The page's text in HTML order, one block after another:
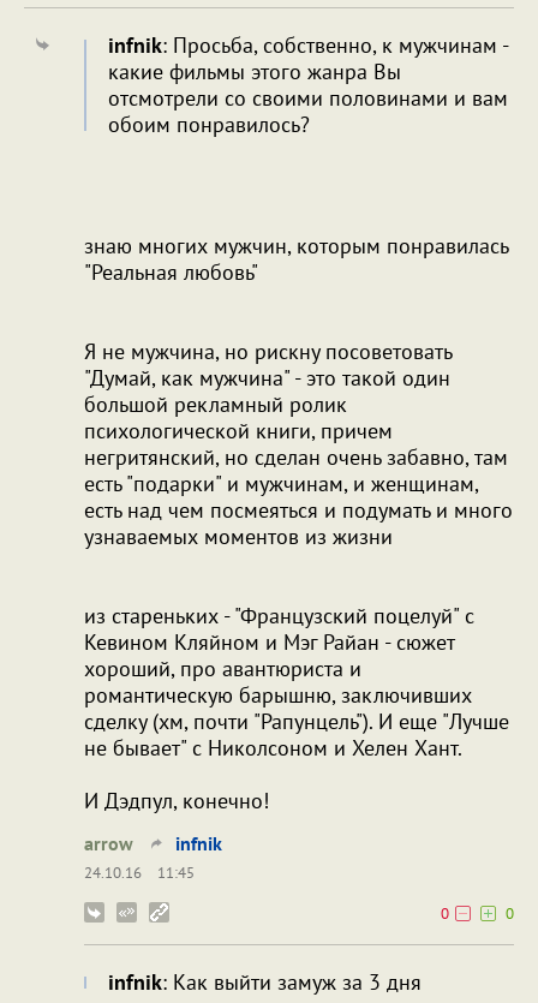
infnik: Просьба, собственно, к мужчинам -
какие фильмы этого жанра Вы
отсмотрели со своими половинами и вам
обоим понравилось?
знаю многих мужчин, которым понравилась
"Реальная любовь"
Я не мужчина, но рискну посоветовать
"Думай, как мужчина" - это такой один
большой рекламный ролик
психологической книги, причем
негритянский, но сделан очень забавно, там
есть "подарки" и мужчинам, и женщинам,
есть над чем посмеяться и подумать и много
узнаваемых моментов из жизни
из стареньких - "Французский поцелуй" с
Кевином Кляйном и Мэг Райан - сюжет
хороший, про авантюриста и
романтическую барышню, заключивших
сделку (хм, почти "Рапунцель"). И еще "Лучше
не бывает" с Николсоном и Хелен Хант.
И Дэдпул, конечно!
arrow infnik
24.10.16
11:45
0
0
infnik: Как выйти замуж за 3 дня